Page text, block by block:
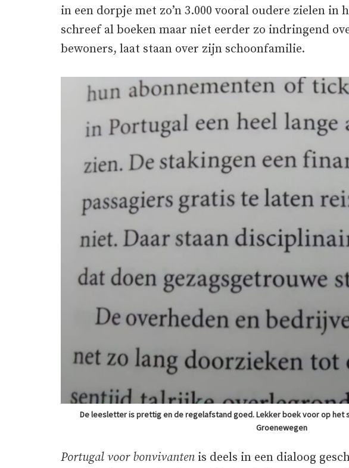
in een dorpje met zo’n 3.000 vooral oudere zielen in
schreef al boeken maar niet eerder zo indringend
bewoners, laat staan over zijn schoonfamilie.
De leesletter is prettig en de regelafstand goed. Lekker boek voor op het
Groenewegen
Portugal voor bonvivanten is deels in een dialoog